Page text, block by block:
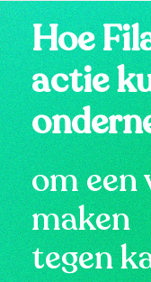
Hoe
actie
om een
maken
tegen